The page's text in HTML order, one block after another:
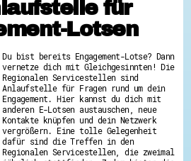
für
Lotsen
Du bist bereits Engagement-Lotse? Dann
vernetze dich mit Gleichgesinnten! Die
Regionalen Servicestellen sind
Anlaufstelle für Fragen rund um dein
Engagement. Hier kannst du dich mit
anderen E-Lotsen austauschen, neue
Kontakte knüpfen und dein Netzwerk
vergrößern. Eine tolle Gelegenheit
dafür sind die Treffen in den
Regionalen Servicestellen, die zweimal